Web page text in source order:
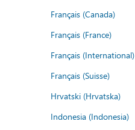
Français (Canada)
Français (France)
Français (International)
Français (Suisse)
Hrvatski (Hrvatska)
Indonesia (Indonesia)